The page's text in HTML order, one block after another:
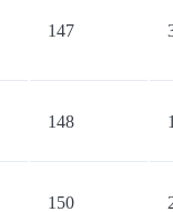
147
148
150